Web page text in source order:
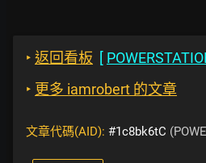
‣ 返回看板 [
‣ 更多 iamrobert 的文章
文章代碼(AID): #1c8bk6tC